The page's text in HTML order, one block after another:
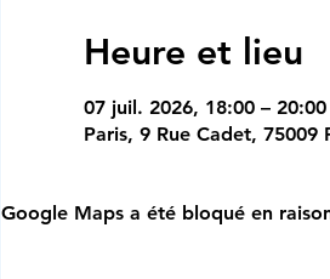
Heure et lieu
07 juil. 2026, 18:00 – 20:00
Paris, 9 Rue Cadet, 75009
Google Maps a été bloqué en